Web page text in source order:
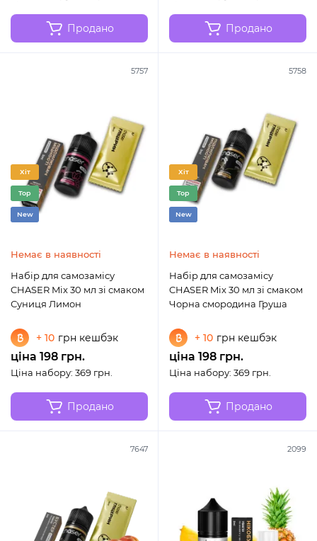
Продано Продано
5757
Хіт
Top
New
Немає в наявності
Набір для самозамісу
CHASER Mix 30 мл зі смаком
Суниця Лимон
+ 10 грн кешбэк
ціна 198 грн.
Ціна набору: 369 грн.
Продано
5758
Хіт
Top
New
Немає в наявності
Набір для самозамісу
CHASER Mix 30 мл зі смаком
Чорна смородина Груша
+ 10 грн кешбэк
ціна 198 грн.
Ціна набору: 369 грн.
Продано
7647 2099